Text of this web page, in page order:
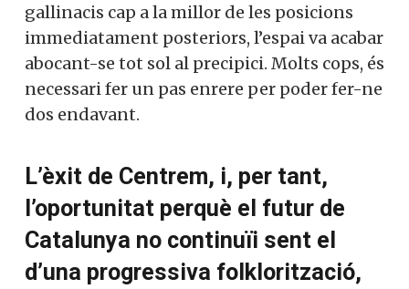
gallinacis cap a la millor de les posicions
immediatament posteriors, l’espai va acabar
abocant-se tot sol al precipici. Molts cops, és
necessari fer un pas enrere per poder fer-ne
dos endavant.
L’èxit de Centrem, i, per tant,
l’oportunitat perquè el futur de
Catalunya no continuïi sent el
d’una progressiva folklorització,